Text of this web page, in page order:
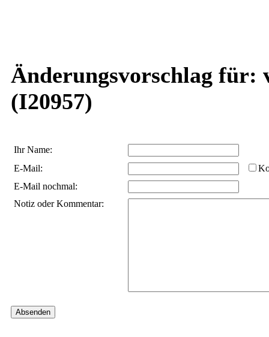
Änderungsvorschlag für:
(I20957)
Ihr Name:
E-Mail:
E-Mail nochmal:
Notiz oder Kommentar: